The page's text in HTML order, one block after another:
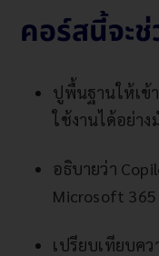
คอร์สนี้จะ
ปูพื้นฐานให้เข้
ใช้งานได้อย่าง
อธิบายว่า
Microsoft 365
เปรียบเทียบค